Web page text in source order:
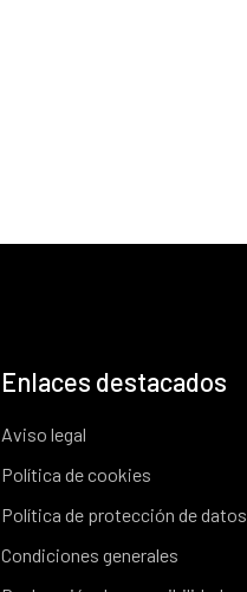
Enlaces destacados
Aviso legal
Política de cookies
Política de protección de datos
Condiciones generales